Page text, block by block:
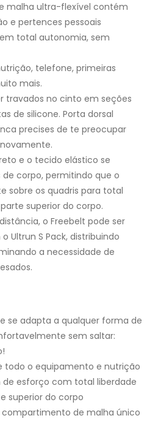
malha ultra-flexível contém
e pertences pessoais
total autonomia, sem
telefone, primeiras
mais.
travados no cinto em seções
de silicone. Porta dorsal
precises de te preocupar
e o tecido elástico se
corpo, permitindo que o
sobre os quadris para total
superior do corpo.
o Freebelt pode ser
Ultrun S Pack, distribuindo
a necessidade de
se adapta a qualquer forma de
sem saltar:
todo o equipamento e nutrição
de esforço com total liberdade
superior do corpo
compartimento de malha único